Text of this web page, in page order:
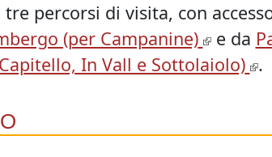
percorsi di visita, con
(per Campanine) e da
In Vall e Sottolaiolo) .